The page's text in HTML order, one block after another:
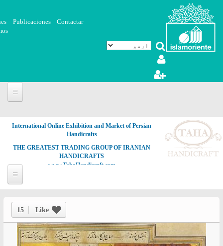
Skip to main content
Contactar
Publicaciones
International Online Exhibition and Market of Persian
Handicrafts
THE GREATEST TRADING GROUP OF IRANIAN
HANDICRAFTS
www.TahaHandicraft.com
15 Like